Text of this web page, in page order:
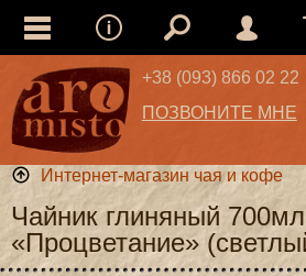
+38 (093) 866 02 22
ПОЗВОНИТЕ МНЕ
Интернет-магазин чая и кофе
Чайник глиняный 700мл
«Процветание»